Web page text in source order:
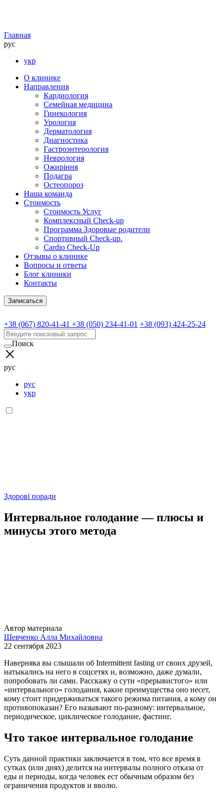
Главная
рус
укр
О клинике
Направления
Кардиология
Семейная медицина
Гинекология
Урология
Дерматология
Диагностика
Гастроэнтерология
Неврология
Ожиріння
Подагра
Остеопороз
Наша команда
Стоимость
Стоимость Услуг
Комплексный Check-up
Программа Здоровые родители
Спортивный Check-up.
Cardio Check-Up
Отзывы о клинике
Вопросы и ответы
Блог клиники
Контакты
Записаться
+38 (067) 820-41-41 +38 (050) 234-41-01 +38 (093) 424-25-24
Поиск
рус
рус
укр
Здорові поради
Интервальное голодание — плюсы и
минусы этого метода
Автор материала
Шевченко Алла Михайловна
22 сентября 2023
Наверняка вы слышали об Intermittent fasting от своих друзей,
натыкались на него в соцсетях и, возможно, даже думали,
попробовать ли сами. Расскажу о сути «прерывистого» или
«интервального» голодания, какие преимущества оно несет,
кому стоит придерживаться такого режима питания, а кому он
противопоказан? Его называют по-разному: интервальное,
периодическое, циклическое голодание, фастинг.
Что такое интервальное голодание
Суть данной практики заключается в том, что все время в
сутках (или днях) делится на интервалы полного отказа от
еды и периоды, когда человек ест обычным образом без
ограничения продуктов и вволю.